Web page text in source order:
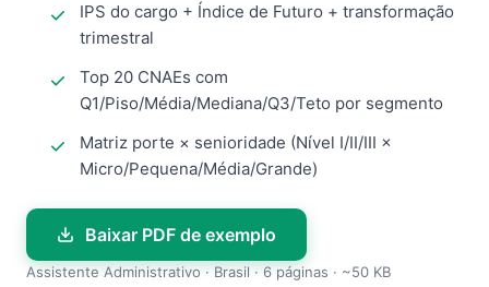
IPS do cargo + Índice de Futuro + transformação
trimestral
Top 20 CNAEs com
Q1/Piso/Média/Mediana/Q3/Teto por segmento
Matriz porte × senioridade (Nível I/II/III ×
Micro/Pequena/Média/Grande)
Baixar PDF de exemplo
Assistente Administrativo · Brasil · 6 páginas · ~50 KB